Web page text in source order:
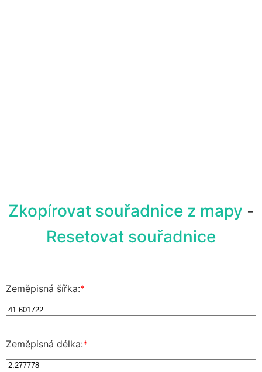
Zkopírovat souřadnice z mapy -
Resetovat souřadnice
Zeměpisná šířka:*
Zeměpisná délka:*